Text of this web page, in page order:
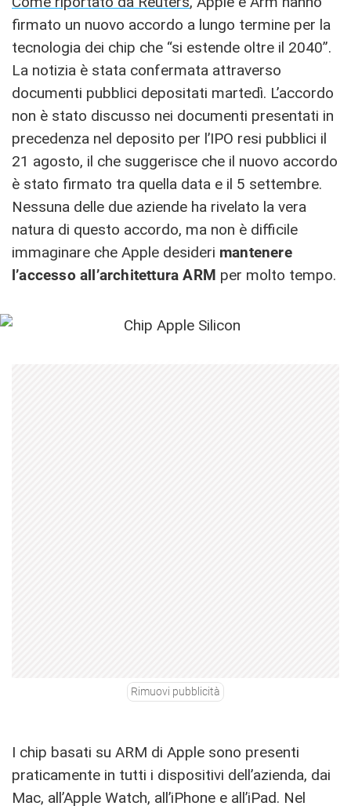
firmato un nuovo accordo a lungo termine per la
tecnologia dei chip che “si estende oltre il 2040”.
La notizia è stata confermata attraverso
documenti pubblici depositati martedì. L’accordo
non è stato discusso nei documenti presentati in
precedenza nel deposito per l’IPO resi pubblici il
21 agosto, il che suggerisce che il nuovo accordo
è stato firmato tra quella data e il 5 settembre.
Nessuna delle due aziende ha rivelato la vera
natura di questo accordo, ma non è difficile
immaginare che Apple desideri mantenere
l’accesso all’architettura ARM per molto tempo.
Rimuovi pubblicità
I chip basati su ARM di Apple sono presenti
praticamente in tutti i dispositivi dell’azienda, dai
Mac, all’Apple Watch, all’iPhone e all’iPad. Nel